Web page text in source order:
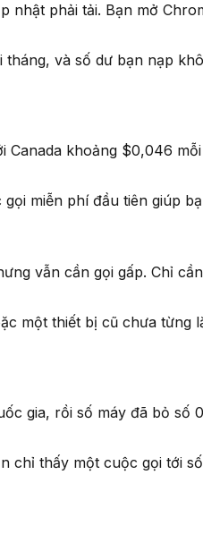
phải tải. Bạn mở
và số dư bạn nạp
khoảng $0,046
miễn phí đầu tiên giúp
vẫn cần gọi gấp. Chỉ
một thiết bị cũ chưa
gia, rồi số máy đã bỏ số
thấy một cuộc gọi tới